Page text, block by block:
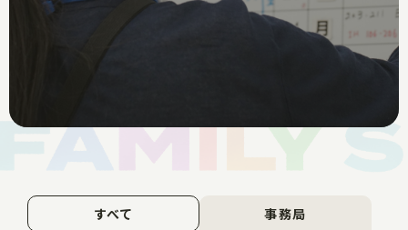
すべて
事務局